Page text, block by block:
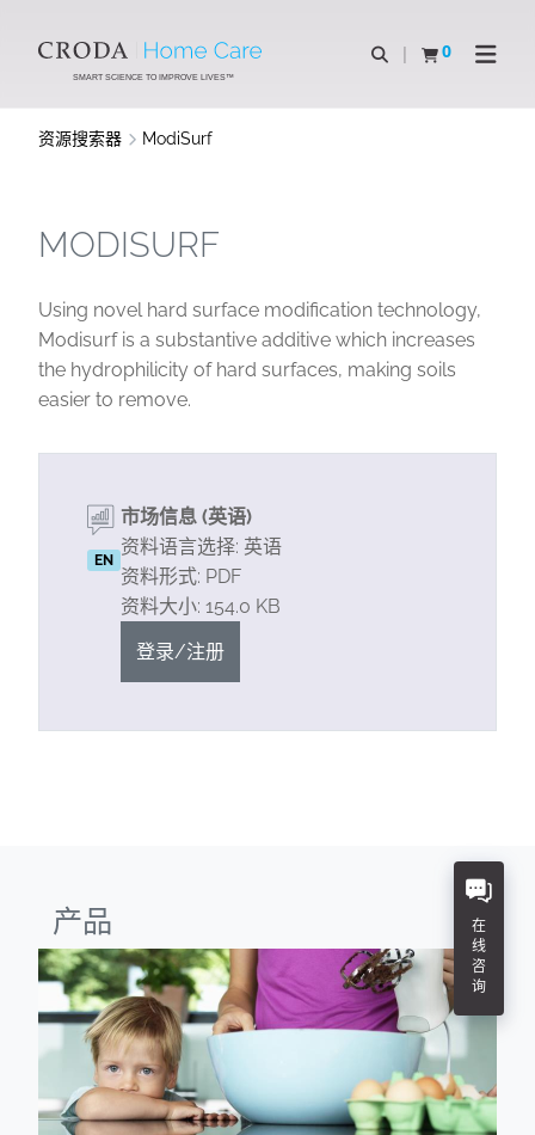
CONTENTSMART SCIENCE TO IMPROVE LIVES™
Open Search
0
查看购物车Open
资源搜索器 ModiSurf
MODISURF
Using novel hard surface modification technology,
Modisurf is a substantive additive which increases
the hydrophilicity of hard surfaces, making soils
easier to remove.
EN
市场信息 (英语)
资料语言选择: 英语
资料形式: PDF
资料大小: 154.0 KB
登录/注册
产品
在
线
咨
询